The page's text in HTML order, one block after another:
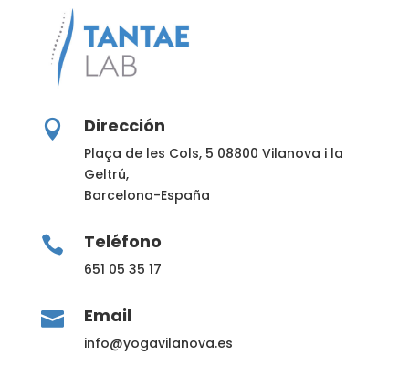
 Dirección
Plaça de les Cols, 5 08800 Vilanova i la
Geltrú,
Barcelona-España
 Teléfono
651 05 35 17
 Email
info@yogavilanova.es